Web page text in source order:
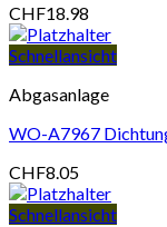
CHF18.98
Schnellansicht
Abgasanlage
WO-A7967
CHF8.05
Schnellansicht